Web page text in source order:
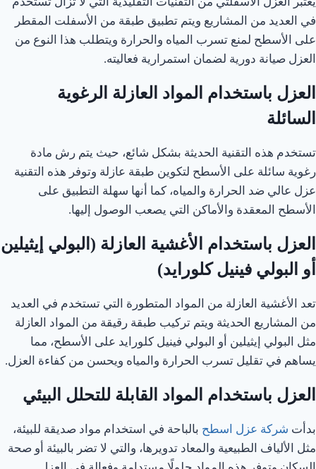
في العديد من المشاريع ويتم تطبيق طبقة من الأسفلت المقطر
على الأسطح لمنع تسرب المياه والحرارة ويتطلب هذا النوع من
العزل صيانة دورية لضمان استمرارية فعاليته.
العزل باستخدام المواد العازلة الرغوية
السائلة
تستخدم هذه التقنية الحديثة بشكل شائع، حيث يتم رش مادة
رغوية سائلة على الأسطح لتكوين طبقة عازلة وتوفر هذه التقنية
عزل عالي ضد الحرارة والمياه، كما أنها سهلة التطبيق على
الأسطح المعقدة والأماكن التي يصعب الوصول إليها.
العزل باستخدام الأغشية العازلة (البولي إيثيلين
أو البولي فينيل كلورايد)
تعد الأغشية العازلة من المواد المتطورة التي تستخدم في العديد
من المشاريع الحديثة ويتم تركيب طبقة رقيقة من المواد العازلة
مثل البولي إيثيلين أو البولي فينيل كلورايد على الأسطح، مما
يساهم في تقليل تسرب الحرارة والمياه ويحسن من كفاءة العزل.
العزل باستخدام المواد القابلة للتحلل البيئي
بدأت شركة عزل اسطح بالباحة في استخدام مواد صديقة للبيئة،
مثل الألياف الطبيعية والمعاد تدويرها، والتي لا تضر بالبيئة أو صحة